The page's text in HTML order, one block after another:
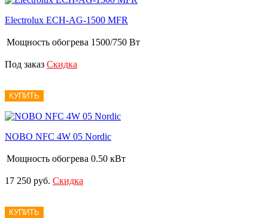
Electrolux ECH-AG-1500 MFR
Мощность обогрева 1500/750 Вт
Под заказ Скидка
КУПИТЬ
NOBO NFC 4W 05 Nordic
Мощность обогрева 0.50 кВт
17 250 руб. Скидка
КУПИТЬ